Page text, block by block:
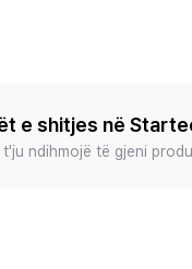
e shitjes në
t'ju ndihmojë të gjeni